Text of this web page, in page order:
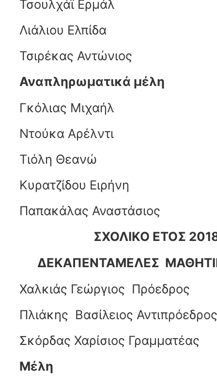
Τσουλχάϊ Ερμάλ
Λιάλιου Ελπίδα
Τσιρέκας Αντώνιος
Αναπληρωματικά μέλη
Γκόλιας Μιχαήλ
Ντούκα Αρέλντι
Τιόλη Θεανώ
Κυρατζίδου Ειρήνη
Παπακάλας Αναστάσιος
ΣΧΟΛΙΚΟ ΕΤΟΣ
ΔΕΚΑΠΕΝΤΑΜΕΛΕΣ
Χαλκιάς Γεώργιος Πρόεδρος
Πλιάκης Βασίλειος Αντιπρόεδρος
Σκόρδας Χαρίσιος Γραμματέας
Μέλη